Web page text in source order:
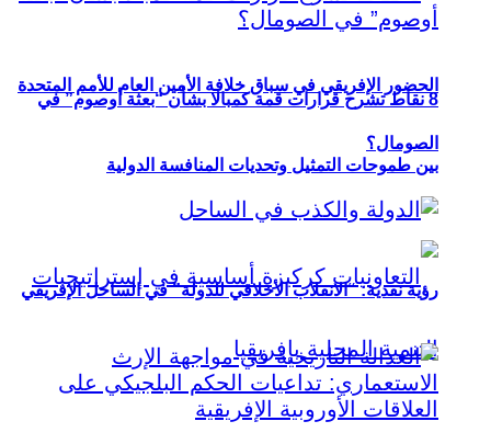
الحضور الإفريقي في سباق خلافة الأمين العام للأمم المتحدة
بين طموحات التمثيل وتحديات المنافسة الدولية
8 نقاط تشرح قرارات قمة كمبالا بشأن “بعثة أوصوم” في
الصومال؟
رؤية نقدية: “الانقلاب الأخلاقي للدولة” في الساحل الإفريقي